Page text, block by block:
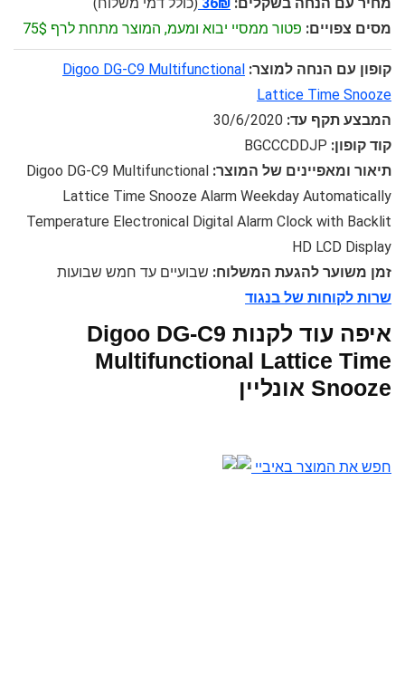
מסים צפויים: פטור ממסיי יבוא ומעמ, המוצר מתחת לרף 75$
קופון עם הנחה למוצר: Digoo DG-C9 Multifunctional
Lattice Time Snooze
המבצע תקף עד: 30/6/2020
קוד קופון: BGCCCDDJP
תיאור ומאפיינים של המוצר: Digoo DG-C9 Multifunctional
Lattice Time Snooze Alarm Weekday Automatically
Temperature Electronical Digital Alarm Clock with Backlit
HD LCD Display
זמן משוער להגעת המשלוח: שבועיים עד חמש שבועות
שרות לקוחות של בנגוד
איפה עוד לקנות Digoo DG-C9
Multifunctional Lattice Time
Snooze אונליין
חפש את המוצר באיביי